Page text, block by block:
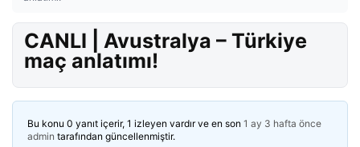
CANLI | Avustralya – Türkiye
maç anlatımı!
Bu konu 0 yanıt içerir, 1 izleyen vardır ve en son 1 ay 3 hafta önce
admin tarafından güncellenmiştir.